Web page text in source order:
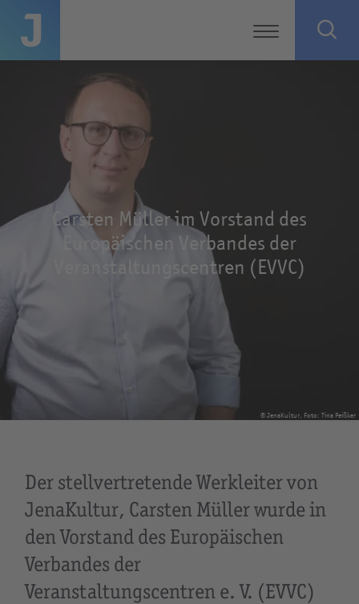
© JenaKultur, Foto: Tina Peißker
Carsten Müller im Vorstand des
Europäischen Verbandes der
Veranstaltungscentren (EVVC)
Der stellvertretende Werkleiter von
JenaKultur, Carsten Müller wurde in
den Vorstand des Europäischen
Verbandes der
Veranstaltungscentren e. V. (EVVC)